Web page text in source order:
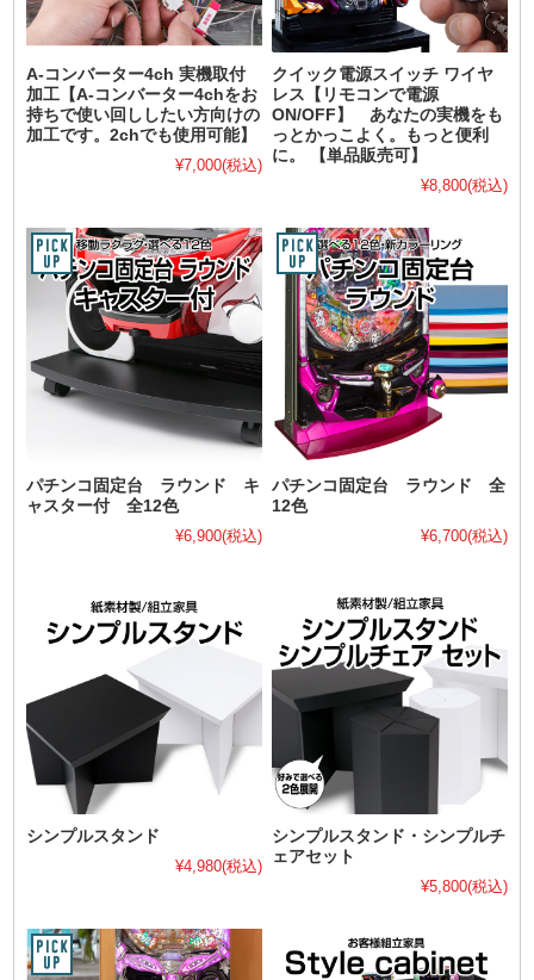
A-コンバーター4ch 実機取付
加工【A-コンバーター4chをお
持ちで使い回ししたい方向けの
加工です。2chでも使用可能】
¥7,000(税込)
クイック電源スイッチ ワイヤ
レス【リモコンで電源
ON/OFF】 あなたの実機をも
っとかっこよく。もっと便利
に。 【単品販売可】
¥8,800(税込)
パチンコ固定台 ラウンド キ
ャスター付 全12色
¥6,900(税込)
パチンコ固定台 ラウンド 全
12色
¥6,700(税込)
シンプルスタンド
¥4,980(税込)
シンプルスタンド・シンプルチ
ェアセット
¥5,800(税込)